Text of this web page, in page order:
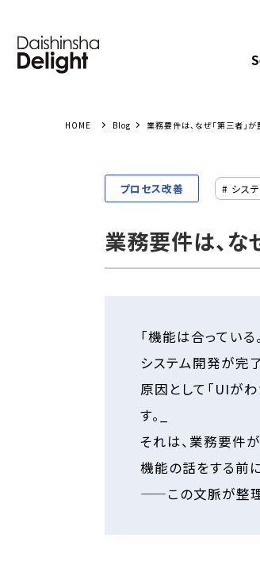
Blog 業務要件は、なぜ「第三者」
プロセス改善 # シス
業務要件は、な
「機能は合っている
システム開発が完
原因として「UIが
す。_
それは、業務要件
機能の話をする前
——この文脈が整理